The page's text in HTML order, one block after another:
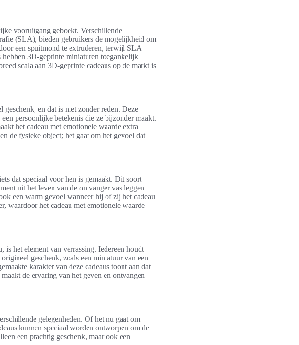
vooruitgang geboekt. Verschillende
(SLA), bieden gebruikers de mogelijkheid om
een spuitmond te extruderen, terwijl SLA
hebben 3D-geprinte miniaturen toegankelijk
scala aan 3D-geprinte cadeaus op de markt is
en dat is niet zonder reden. Deze
persoonlijke betekenis die ze bijzonder maakt.
het cadeau met emotionele waarde extra
de fysieke object; het gaat om het gevoel dat
dat speciaal voor hen is gemaakt. Dit soort
uit het leven van de ontvanger vastleggen.
een warm gevoel wanneer hij of zij het cadeau
waardoor het cadeau met emotionele waarde
is het element van verrassing. Iedereen houdt
geschenk, zoals een miniatuur van een
karakter van deze cadeaus toont aan dat
de ervaring van het geven en ontvangen
gelegenheden. Of het nu gaat om
kunnen speciaal worden ontworpen om de
een prachtig geschenk, maar ook een